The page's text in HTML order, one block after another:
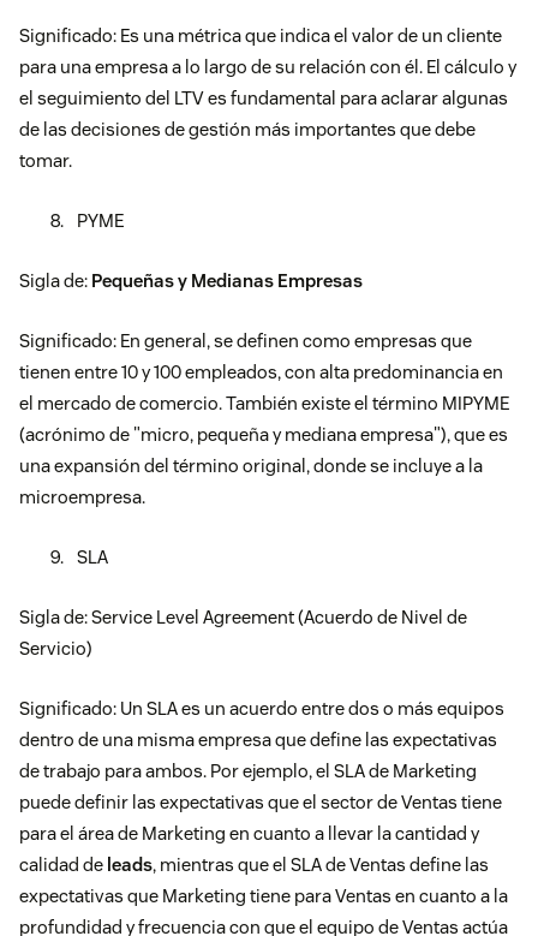
Significado: Es una métrica que indica el valor de un cliente
para una empresa a lo largo de su relación con él. El cálculo y
el seguimiento del LTV es fundamental para aclarar algunas
de las decisiones de gestión más importantes que debe
tomar.
PYME
Sigla de: Pequeñas y Medianas Empresas
Significado: En general, se definen como empresas que
tienen entre 10 y 100 empleados, con alta predominancia en
el mercado de comercio. También existe el término MIPYME
(acrónimo de "micro, pequeña y mediana empresa"), que es
una expansión del término original, donde se incluye a la
microempresa.
SLA
Sigla de: Service Level Agreement (Acuerdo de Nivel de
Servicio)
Significado: Un SLA es un acuerdo entre dos o más equipos
dentro de una misma empresa que define las expectativas
de trabajo para ambos. Por ejemplo, el SLA de Marketing
puede definir las expectativas que el sector de Ventas tiene
para el área de Marketing en cuanto a llevar la cantidad y
calidad de leads, mientras que el SLA de Ventas define las
expectativas que Marketing tiene para Ventas en cuanto a la
profundidad y frecuencia con que el equipo de Ventas actúa